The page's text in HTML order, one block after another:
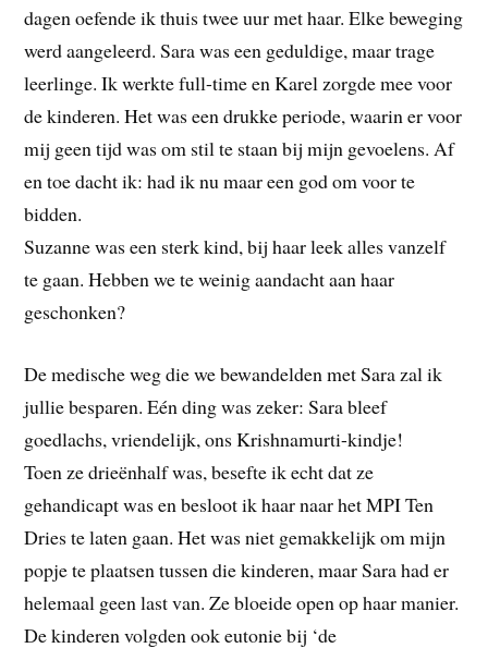
dagen oefende ik thuis twee uur met haar. Elke beweging
werd aangeleerd. Sara was een geduldige, maar trage
leerlinge. Ik werkte full-time en Karel zorgde mee voor
de kinderen. Het was een drukke periode, waarin er voor
mij geen tijd was om stil te staan bij mijn gevoelens. Af
en toe dacht ik: had ik nu maar een god om voor te
bidden.
Suzanne was een sterk kind, bij haar leek alles vanzelf
te gaan. Hebben we te weinig aandacht aan haar
geschonken?
De medische weg die we bewandelden met Sara zal ik
jullie besparen. Eén ding was zeker: Sara bleef
goedlachs, vriendelijk, ons Krishnamurti-kindje!
Toen ze drieënhalf was, besefte ik echt dat ze
gehandicapt was en besloot ik haar naar het MPI Ten
Dries te laten gaan. Het was niet gemakkelijk om mijn
popje te plaatsen tussen die kinderen, maar Sara had er
helemaal geen last van. Ze bloeide open op haar manier.
De kinderen volgden ook eutonie bij ‘de